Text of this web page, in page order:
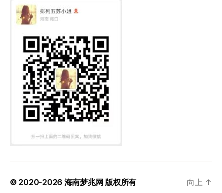
© 2020-2026 海南梦兆网 版权所有 向上 ↑